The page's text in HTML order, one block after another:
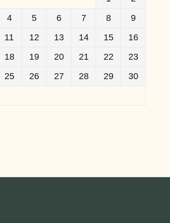
4 5 6 7 8
9
11 12 13 14 15
16
18 19 20 21 22
23
25 26 27 28 29
30